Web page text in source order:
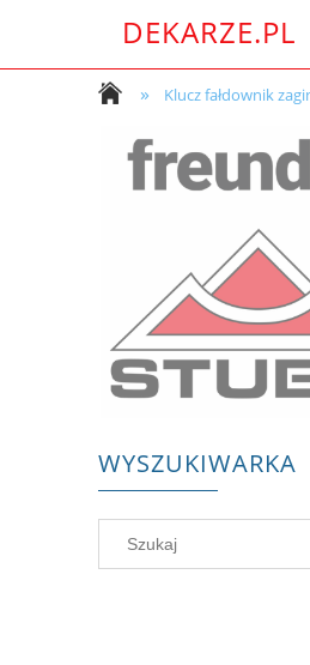
DEKARZE.PL
» Klucz fałdownik
WYSZUKIWARKA